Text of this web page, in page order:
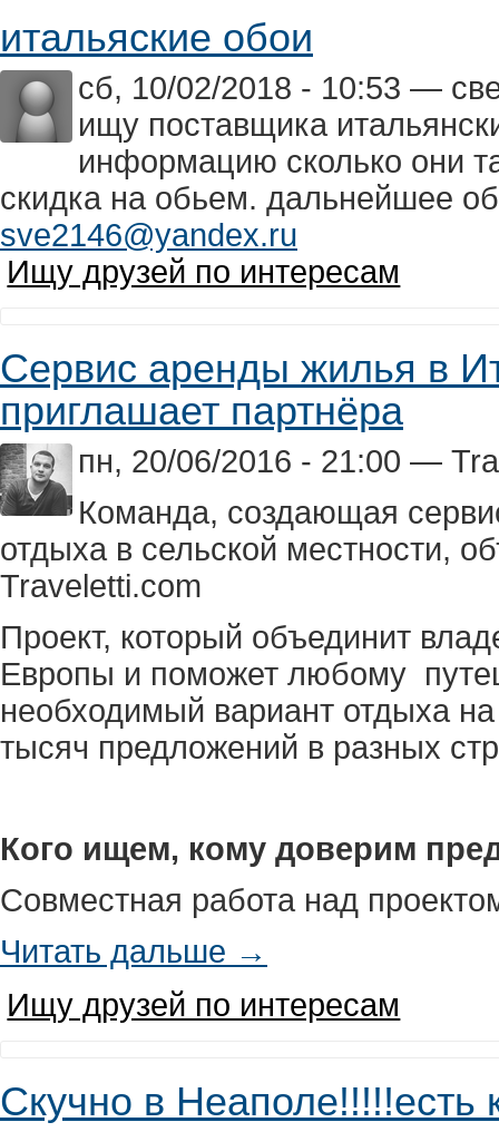
итальяские обои
сб, 10/02/2018 - 10:53 —
ищу поставщика
информацию сколько они
скидка на обьем. дальнейшее
sve2146@yandex.ru
Ищу друзей по интересам
Сервис аренды жилья в
приглашает партнёра
пн, 20/06/2016 - 21:00 —
Команда, создающая
отдыха в сельской местности,
Traveletti.com
Проект, который объединит
Европы и поможет любому
необходимый вариант отдыха
тысяч предложений в разных
Кого ищем, кому доверим
Совместная работа над
Читать дальше →
Ищу друзей по интересам
Скучно в Неаполе!!!!!есть